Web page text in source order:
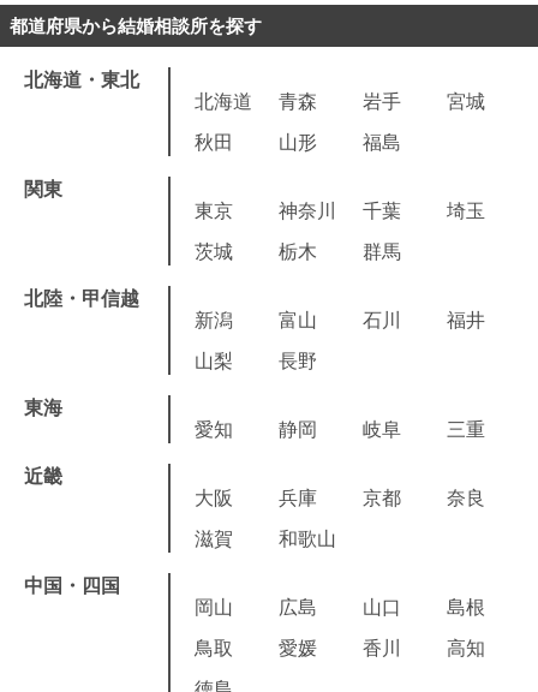
都道府県から結婚相談所を探す
北海道・東北
北海道
青森 岩手
宮城
秋田
山形 福島
関東
東京
神奈川 千葉
埼玉
茨城
栃木 群馬
北陸・甲信越
新潟
富山 石川
福井
山梨
長野
東海
愛知
静岡 岐阜 三重
近畿
大阪
兵庫 京都
奈良
滋賀
和歌山
中国・四国
岡山
広島 山口
島根
鳥取
愛媛 香川
高知